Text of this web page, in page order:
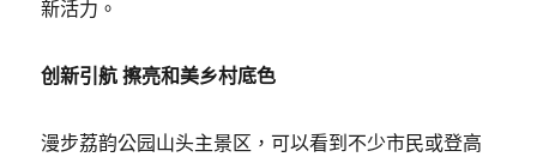
新活力。
创新引航 擦亮和美乡村底色
漫步荔韵公园山头主景区，可以看到不少市民或登高